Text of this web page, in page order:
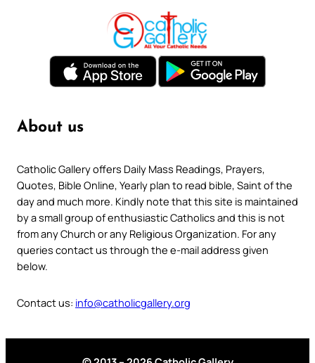
About us
Catholic Gallery offers Daily Mass Readings, Prayers,
Quotes, Bible Online, Yearly plan to read bible, Saint of the
day and much more. Kindly note that this site is maintained
by a small group of enthusiastic Catholics and this is not
from any Church or any Religious Organization. For any
queries contact us through the e-mail address given
below.
Contact us: info@catholicgallery.org